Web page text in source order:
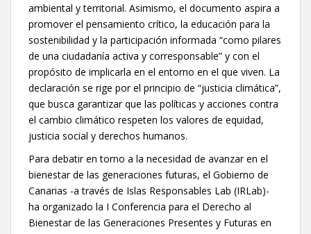
ambiental y territorial. Asimismo, el documento aspira a
promover el pensamiento crítico, la educación para la
sostenibilidad y la participación informada “como pilares
de una ciudadanía activa y corresponsable” y con el
propósito de implicarla en el entorno en el que viven. La
declaración se rige por el principio de “justicia climática”,
que busca garantizar que las políticas y acciones contra
el cambio climático respeten los valores de equidad,
justicia social y derechos humanos.
Para debatir en torno a la necesidad de avanzar en el
bienestar de las generaciones futuras, el Gobierno de
Canarias -a través de Islas Responsables Lab (IRLab)-
ha organizado la I Conferencia para el Derecho al
Bienestar de las Generaciones Presentes y Futuras en